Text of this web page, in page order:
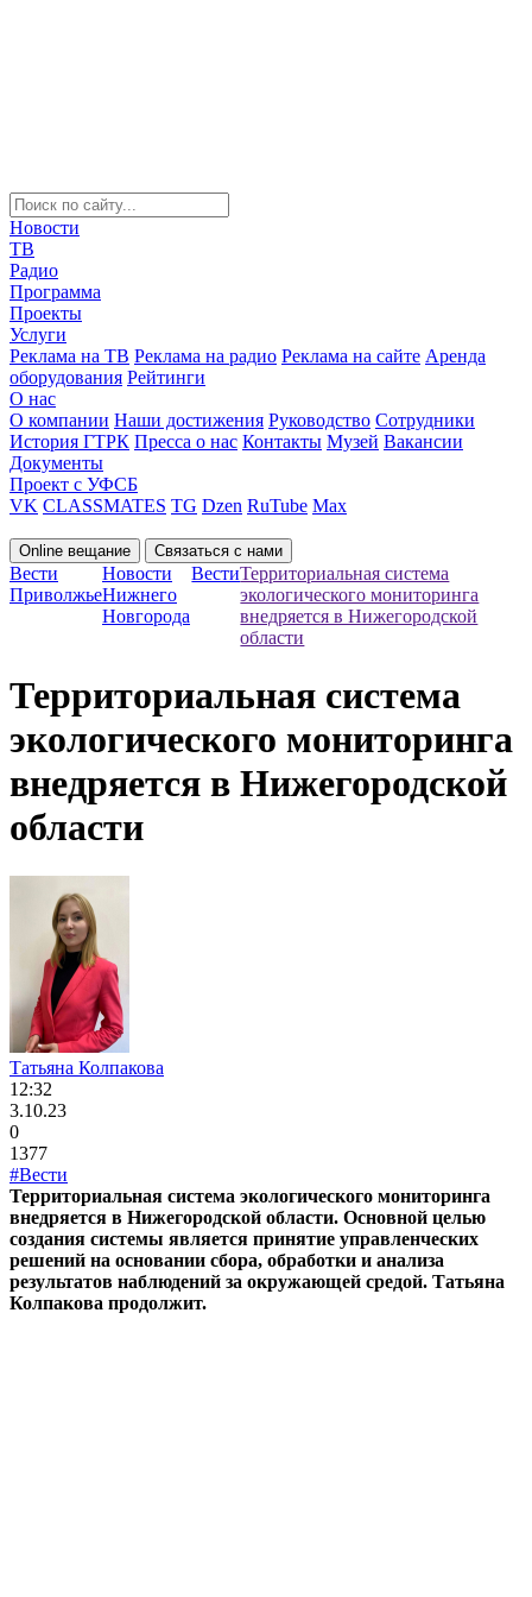
Новости
ТВ
Радио
Программа
Проекты
Услуги
Реклама на ТВ Реклама на радио Реклама на сайте Аренда
оборудования Рейтинги
О нас
О компании Наши достижения Руководство Сотрудники
История ГТРК Пресса о нас Контакты Музей Вакансии
Документы
Проект с УФСБ
VK CLASSMATES TG Dzen RuTube Max
Online вещание Связаться с нами
Вести
Приволжье
Новости
Нижнего
Новгорода
ВестиТерриториальная система
экологического мониторинга
внедряется в Нижегородской
области
Территориальная система
экологического мониторинга
внедряется в Нижегородской
области
Татьяна Колпакова
12:32
3.10.23
0
1377
#Вести
Территориальная система экологического мониторинга
внедряется в Нижегородской области. Основной целью
создания системы является принятие управленческих
решений на основании сбора, обработки и анализа
результатов наблюдений за окружающей средой. Татьяна
Колпакова продолжит.